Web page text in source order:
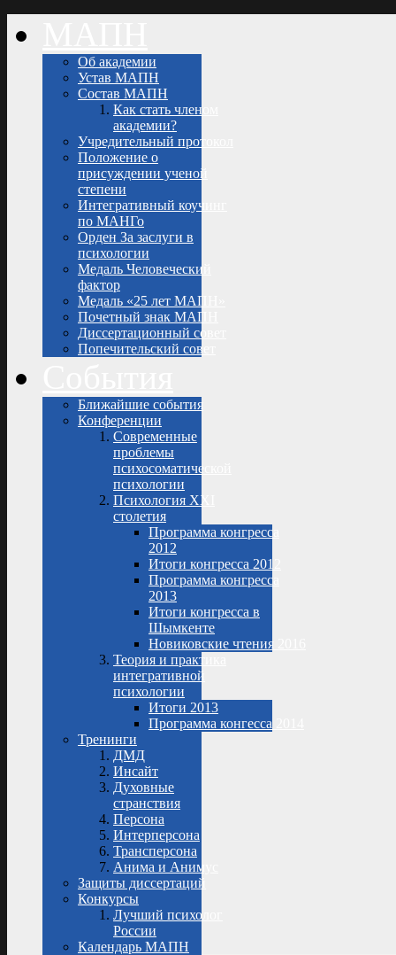
Об академии
Устав МАПН
Состав МАПН
Как стать членом
академии?
Учредительный протокол
Положение о
присуждении ученой
степени
Интегративный коучинг
по МАНГо
Орден За заслуги в
психологии
Медаль Человеческий
фактор
Медаль «25 лет МАПН»
Почетный знак МАПН
Диссертационный совет
Попечительский совет
Ближайшие события
Конференции
Современные
проблемы
психосоматической
психологии
Психология XXI
столетия
Программа конгресса
2012
Итоги конгресса 2012
Программа конгресса
2013
Итоги конгресса в
Шымкенте
Новиковские чтения 2016
Теория и практика
интегративной
психологии
Итоги 2013
Программа конгесса 2014
Тренинги
ДМД
Инсайт
Духовные
странствия
Персона
Интерперсона
Трансперсона
Анима и Анимус
Защиты диссертаций
Конкурсы
Лучший психолог
России
Календарь МАПН